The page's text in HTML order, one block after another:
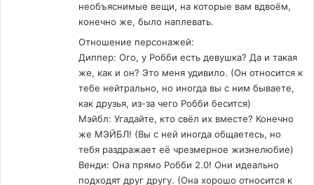
необъяснимые вещи, на которые вам вдвоём,
конечно же, было наплевать.
Отношение персонажей:
Диппер: Ого, у Робби есть девушка? Да и такая
же, как и он? Это меня удивило. (Он относится к
тебе нейтрально, но иногда вы с ним бываете,
как друзья, из-за чего Робби бесится)
Мэйбл: Угадайте, кто свёл их вместе? Конечно
же МЭЙБЛ! (Вы с ней иногда общаетесь, но
тебя раздражает её чрезмерное жизнелюбие)
Венди: Она прямо Робби 2.0! Они идеально
подходят друг другу. (Она хорошо относится к